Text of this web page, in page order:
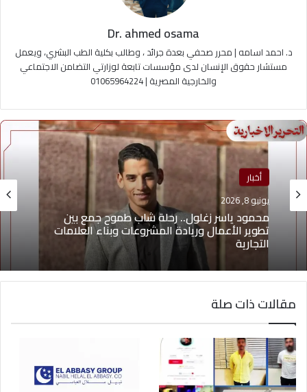
Dr. ahmed osama
د. احمد اسامه | محرر صحفي بعدة جرائد ، وطالب بكلية الطب البشري، ويعمل
مستشار حقوق الإنسان لدى مؤسسات تابعة لوزارتي التضامن الاجتماعي
والخارجية المصرية | 01065964224
أخبار
يونيو 8, 2026
محمود ياسر زغلول.. رحلة شاب طموح جمع بين
تطوير الأعمال وريادة المشروعات وبناء العلامات
التجارية
مقالات ذات صلة